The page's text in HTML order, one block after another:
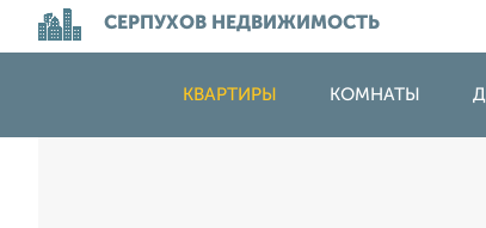
СЕРПУХОВ НЕДВИЖИМОСТЬ
КВАРТИРЫ КОМНАТЫ